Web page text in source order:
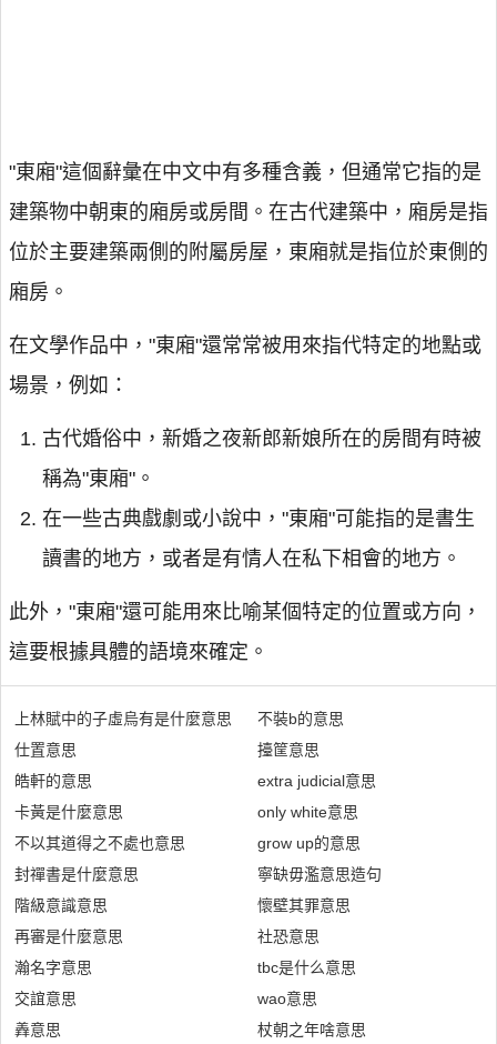
"東廂"這個辭彙在中文中有多種含義，但通常它指的是
建築物中朝東的廂房或房間。在古代建築中，廂房是指
位於主要建築兩側的附屬房屋，東廂就是指位於東側的
廂房。
在文學作品中，"東廂"還常常被用來指代特定的地點或
場景，例如：
古代婚俗中，新婚之夜新郎新娘所在的房間有時被
稱為"東廂"。
在一些古典戲劇或小說中，"東廂"可能指的是書生
讀書的地方，或者是有情人在私下相會的地方。
此外，"東廂"還可能用來比喻某個特定的位置或方向，
這要根據具體的語境來確定。
上林賦中的子虛烏有是什麼意思
仕置意思
皓軒的意思
卡黃是什麼意思
不以其道得之不處也意思
封禪書是什麼意思
階級意識意思
再審是什麼意思
瀚名字意思
交誼意思
羴意思
不裝b的意思
擡筐意思
extra judicial意思
only white意思
grow up的意思
寧缺毋濫意思造句
懷壁其罪意思
社恐意思
tbc是什么意思
wao意思
杖朝之年啥意思